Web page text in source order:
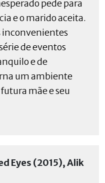
pede para
e o marido aceita.
inconvenientes
de eventos
e de
um ambiente
mãe e seu
Eyes (2015), Alik